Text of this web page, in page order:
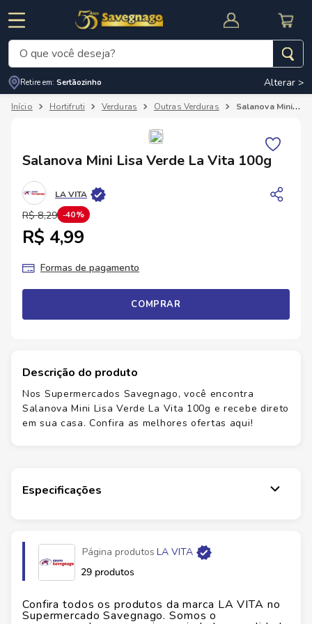
CUPOM DE DESCONTO
O que você deseja?
Retire em: Sertãozinho Alterar >
Hortifruti Verduras Outras Verduras Salanova Mini Lisa Verde La Vita 100g
Salanova Mini Lisa Verde La Vita 100g
LA VITA
R$ 8,29 40%
R$ 4,99
Formas de pagamento
COMPRAR
Descrição do produto
Nos Supermercados Savegnago, você encontra
Salanova Mini Lisa Verde La Vita 100g e recebe direto
em sua casa. Confira as melhores ofertas aqui!
Especificações
Fabricante LA VITA ALIMENTOS
EAN 7898904845802
Página produtos LA VITA
29 produtos
Confira todos os produtos da marca LA VITA no
Supermercado Savegnago. Somos o
Termos mais buscados
3º
cerveja
4º
carne
5º arroz